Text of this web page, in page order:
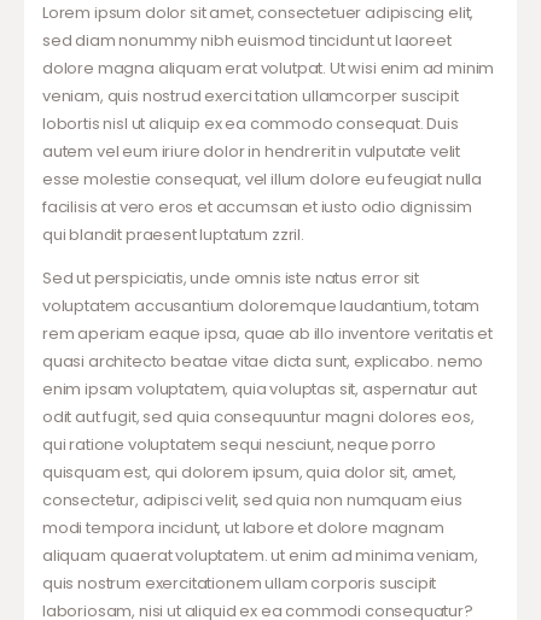
Lorem ipsum dolor sit amet, consectetuer adipiscing elit,
sed diam nonummy nibh euismod tincidunt ut laoreet
dolore magna aliquam erat volutpat. Ut wisi enim ad minim
veniam, quis nostrud exerci tation ullamcorper suscipit
lobortis nisl ut aliquip ex ea commodo consequat. Duis
autem vel eum iriure dolor in hendrerit in vulputate velit
esse molestie consequat, vel illum dolore eu feugiat nulla
facilisis at vero eros et accumsan et iusto odio dignissim
qui blandit praesent luptatum zzril.
Sed ut perspiciatis, unde omnis iste natus error sit
voluptatem accusantium doloremque laudantium, totam
rem aperiam eaque ipsa, quae ab illo inventore veritatis et
quasi architecto beatae vitae dicta sunt, explicabo. nemo
enim ipsam voluptatem, quia voluptas sit, aspernatur aut
odit aut fugit, sed quia consequuntur magni dolores eos,
qui ratione voluptatem sequi nesciunt, neque porro
quisquam est, qui dolorem ipsum, quia dolor sit, amet,
consectetur, adipisci velit, sed quia non numquam eius
modi tempora incidunt, ut labore et dolore magnam
aliquam quaerat voluptatem. ut enim ad minima veniam,
quis nostrum exercitationem ullam corporis suscipit
laboriosam, nisi ut aliquid ex ea commodi consequatur?